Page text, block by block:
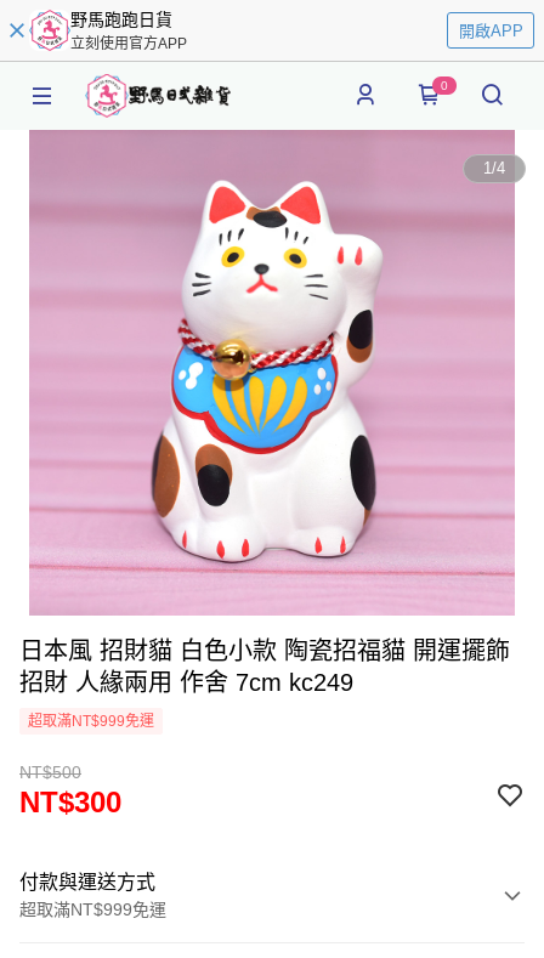
野馬跑跑日貨
立刻使用官方APP
開啟APP
0
1/4
日本風 招財貓 白色小款 陶瓷招福貓 開運擺飾
招財 人緣兩用 作舍 7cm kc249
超取滿NT$999免運
NT$500
NT$300
付款與運送方式
超取滿NT$999免運